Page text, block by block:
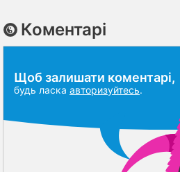
Коментарі
Щоб залишати коментарі,
будь ласка авторизуйтесь.